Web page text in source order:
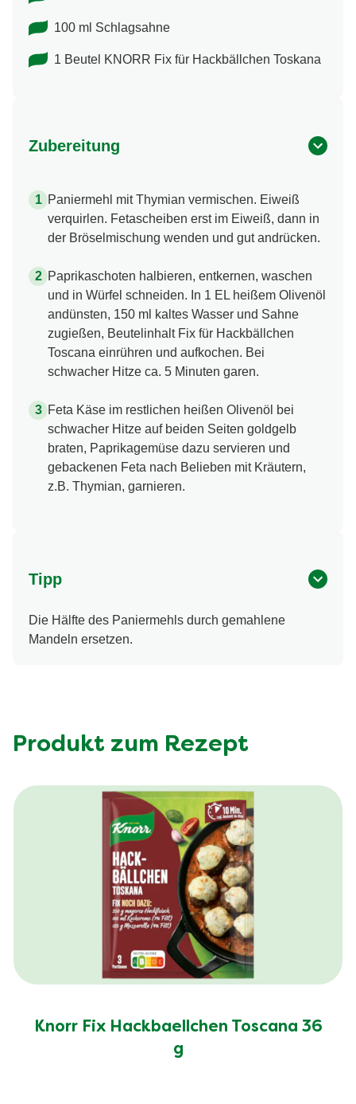
100 ml Schlagsahne
1 Beutel KNORR Fix für Hackbällchen Toskana
Zubereitung
Paniermehl mit Thymian vermischen. Eiweiß
verquirlen. Fetascheiben erst im Eiweiß, dann in
der Bröselmischung wenden und gut andrücken.
Paprikaschoten halbieren, entkernen, waschen
und in Würfel schneiden. In 1 EL heißem Olivenöl
andünsten, 150 ml kaltes Wasser und Sahne
zugießen, Beutelinhalt Fix für Hackbällchen
Toscana einrühren und aufkochen. Bei
schwacher Hitze ca. 5 Minuten garen.
Feta Käse im restlichen heißen Olivenöl bei
schwacher Hitze auf beiden Seiten goldgelb
braten, Paprikagemüse dazu servieren und
gebackenen Feta nach Belieben mit Kräutern,
z.B. Thymian, garnieren.
Tipp
Die Hälfte des Paniermehls durch gemahlene
Mandeln ersetzen.
Produkt zum Rezept
Knorr Fix Hackbaellchen Toscana 36
g